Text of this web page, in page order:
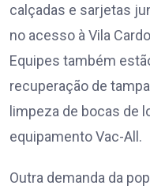
calçadas e sarjetas
no acesso à Vila
Equipes também
recuperação de
limpeza de bocas de
equipamento Vac-All.
Outra demanda da